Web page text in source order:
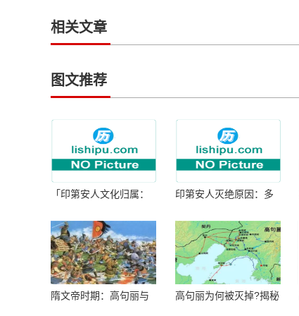
相关文章
图文推荐
「印第安人文化归属：
印第安人灭绝原因：多
隋文帝时期：高句丽与
高句丽为何被灭掉?揭秘